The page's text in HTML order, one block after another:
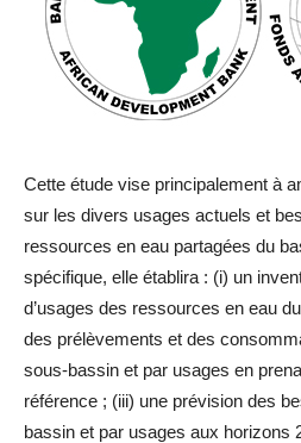
Cette étude vise principalement à
sur les divers usages actuels et
ressources en eau partagées du
spécifique, elle établira : (i) un
d’usages des ressources en eau
des prélèvements et des
sous-bassin et par usages en
référence ; (iii) une prévision des
bassin et par usages aux horizons